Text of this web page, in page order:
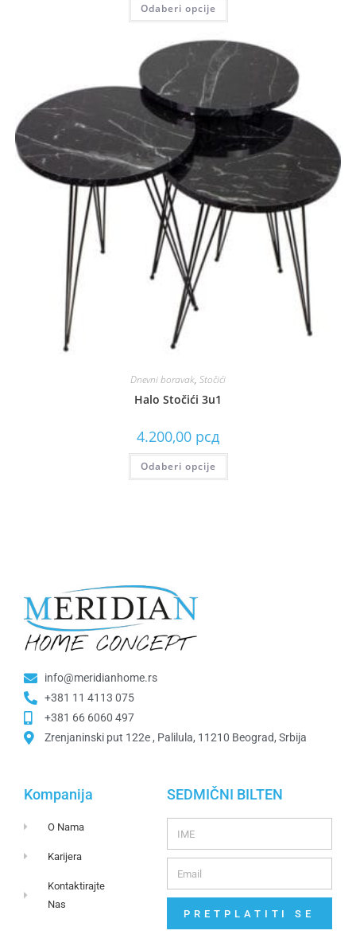
Odaberi opcije
Dnevni boravak, Stočići
Halo Stočići 3u1
4.200,00 рсд
Odaberi opcije
info@meridianhome.rs
+381 11 4113 075
+381 66 6060 497
Zrenjaninski put 122e , Palilula, 11210 Beograd, Srbija
Kompanija
O Nama
Karijera
Kontaktirajte
Nas
SEDMIČNI BILTEN
PRETPLATITI SE